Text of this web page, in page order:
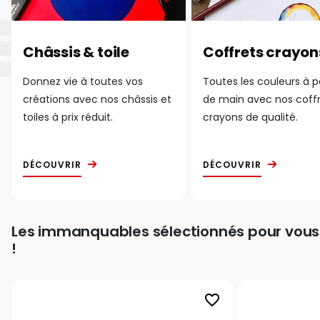
Châssis & toile
Donnez vie à toutes vos
créations avec nos châssis et
toiles à prix réduit.
DÉCOUVRIR
Coffrets
Toutes les couleurs à
de main avec nos
crayons de qualité.
DÉCOUVRIR
Les immanquables sélectionnés pour vous
!
favorite_border